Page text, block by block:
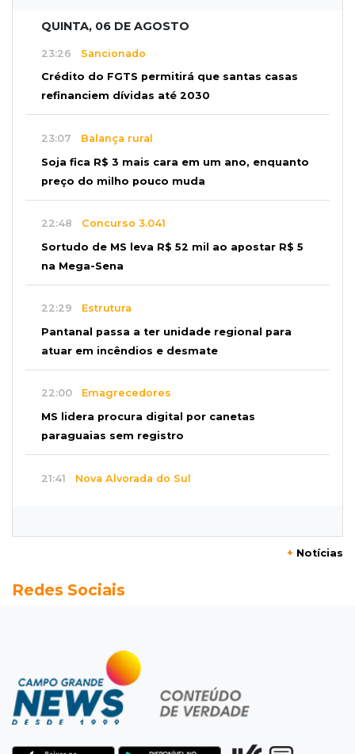
QUINTA, 06 DE AGOSTO
23:26 Sancionado
Crédito do FGTS permitirá que santas casas
refinanciem dívidas até 2030
23:07 Balança rural
Soja fica R$ 3 mais cara em um ano, enquanto
preço do milho pouco muda
22:48 Concurso 3.041
Sortudo de MS leva R$ 52 mil ao apostar R$ 5
na Mega-Sena
22:29 Estrutura
Pantanal passa a ter unidade regional para
atuar em incêndios e desmate
22:00 Emagrecedores
MS lidera procura digital por canetas
paraguaias sem registro
21:41 Nova Alvorada do Sul
Inter perde para o Corinthians mas avança às
Futebol
Vitória goleia Athletico-PR por 4 a 0 e avança
às quartas da Copa do Brasil
+ Notícias
Redes Sociais